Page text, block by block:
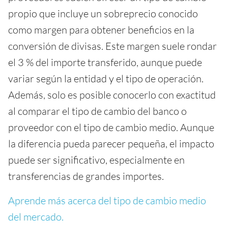
propio que incluye un sobreprecio conocido
como margen para obtener beneficios en la
conversión de divisas. Este margen suele rondar
el 3 % del importe transferido, aunque puede
variar según la entidad y el tipo de operación.
Además, solo es posible conocerlo con exactitud
al comparar el tipo de cambio del banco o
proveedor con el tipo de cambio medio. Aunque
la diferencia pueda parecer pequeña, el impacto
puede ser significativo, especialmente en
transferencias de grandes importes.
Aprende más acerca del tipo de cambio medio
del mercado.